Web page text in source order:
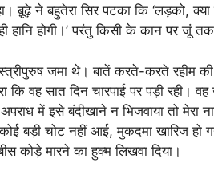
बू़ढ़े ने बहुतेरा सिर पटका कि ‘लड़को,
हानि होगी।’ परंतु किसी के कान पर जूं
जमा थे। बातें करते-करते रहीम
कि वह सात दिन चारपाई पर पड़ी रही।
में इसे बंदीखाने न भिजवाया तो मेरा
बड़ी चोट नहीं आई, मुकदमा खारिज हो
कोड़े मारने का हुक्म लिखवा दिया।